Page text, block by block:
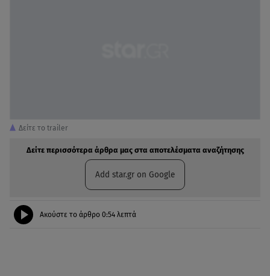
Δείτε το trailer
Δείτε περισσότερα άρθρα μας στα αποτελέσματα αναζήτησης
Add star.gr on Google
Ακούστε το άρθρο 0:54 λεπτά